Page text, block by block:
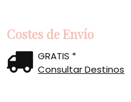
Costes de Envío
GRATIS *
Consultar Destinos